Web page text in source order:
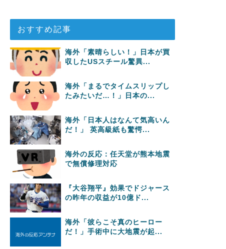
おすすめ記事
海外「素晴らしい！」日本が買
収したUSスチール驚異...
海外「まるでタイムスリップし
たみたいだ…！」日本の...
海外「日本人はなんて気高いん
だ！」 英高級紙も驚愕...
海外の反応：任天堂が熊本地震
で無償修理対応
『大谷翔平』効果でドジャース
の昨年の収益が10億ド...
海外「彼らこそ真のヒーロー
だ！」手術中に大地震が起...